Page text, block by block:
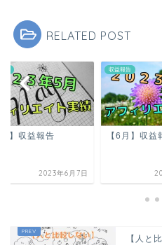
RELATED POST
】収益報告
2023年6月7日
収益報告
【6月】収益
【人と